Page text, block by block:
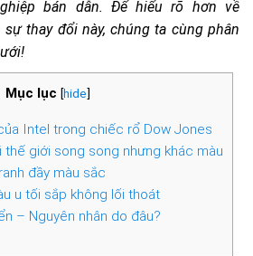
bán dẫn. Để hiểu rõ hơn về
thay đổi này, chúng ta cùng phân
Mục lục [hide]
Intel trong chiếc rổ Dow Jones
thế giới song song nhưng khác màu
đầy màu sắc
u tối sắp không lối thoát
– Nguyên nhân do đâu?